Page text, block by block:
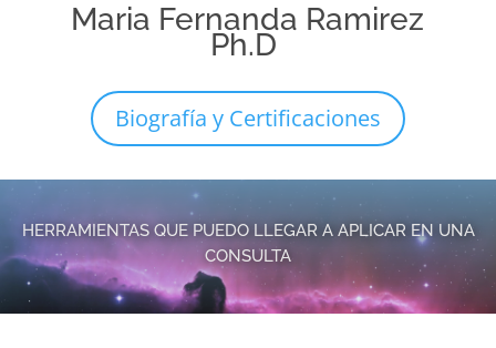
Maria Fernanda Ramirez
Ph.D
Biografía y Certificaciones
HERRAMIENTAS QUE PUEDO LLEGAR A APLICAR EN UNA
CONSULTA